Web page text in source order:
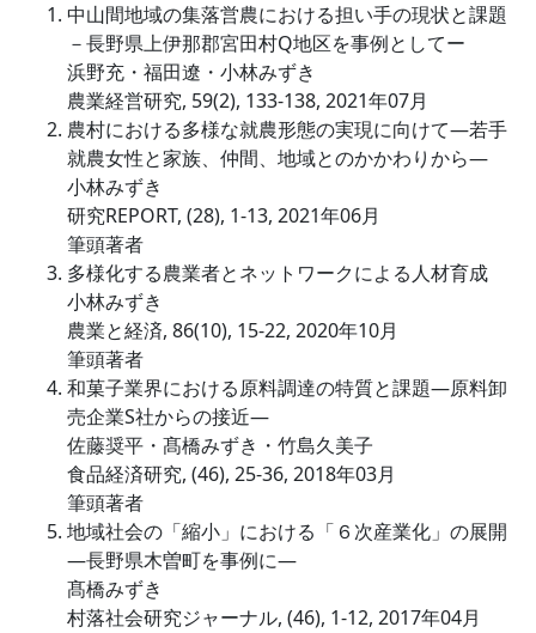
中山間地域の集落営農における担い手の現状と課題
－長野県上伊那郡宮田村Q地区を事例としてー
浜野充・福田遼・小林みずき
農業経営研究, 59(2), 133-138, 2021年07月
農村における多様な就農形態の実現に向けて―若手
就農女性と家族、仲間、地域とのかかわりから―
小林みずき
研究REPORT, (28), 1-13, 2021年06月
筆頭著者
多様化する農業者とネットワークによる人材育成
小林みずき
農業と経済, 86(10), 15-22, 2020年10月
筆頭著者
和菓子業界における原料調達の特質と課題―原料卸
売企業S社からの接近―
佐藤奨平・髙橋みずき・竹島久美子
食品経済研究, (46), 25-36, 2018年03月
筆頭著者
地域社会の「縮小」における「６次産業化」の展開
―長野県木曽町を事例に―
髙橋みずき
村落社会研究ジャーナル, (46), 1-12, 2017年04月